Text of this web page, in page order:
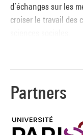
d’échanges sur les
croiser le travail des
Partners